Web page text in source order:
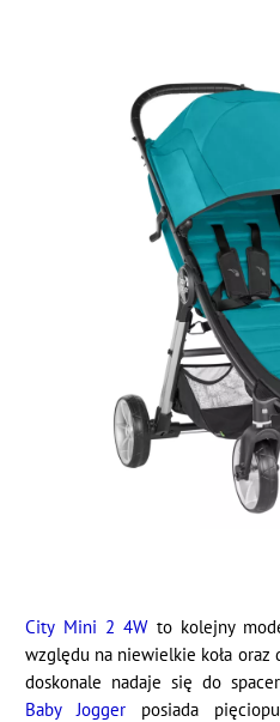
City Mini 2 4Wto kolejny
względu na niewielkie koła oraz
doskonale nadaje się do
Baby Joggerposiada